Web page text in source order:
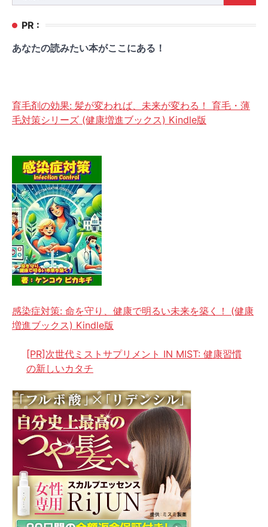
索:
PR :
あなたの読みたい本がここにある！
育毛剤の効果: 髪が変われば、未来が変わる！ 育毛・薄
毛対策シリーズ (健康増進ブックス) Kindle版
感染症対策: 命を守り、健康で明るい未来を築く！ (健康
増進ブックス) Kindle版
[PR]次世代ミストサプリメント IN MIST: 健康習慣
の新しいカタチ